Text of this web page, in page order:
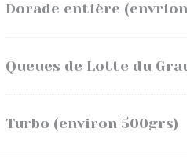
Dorade entière
Queues de Lotte du
Turbo (environ 500grs)